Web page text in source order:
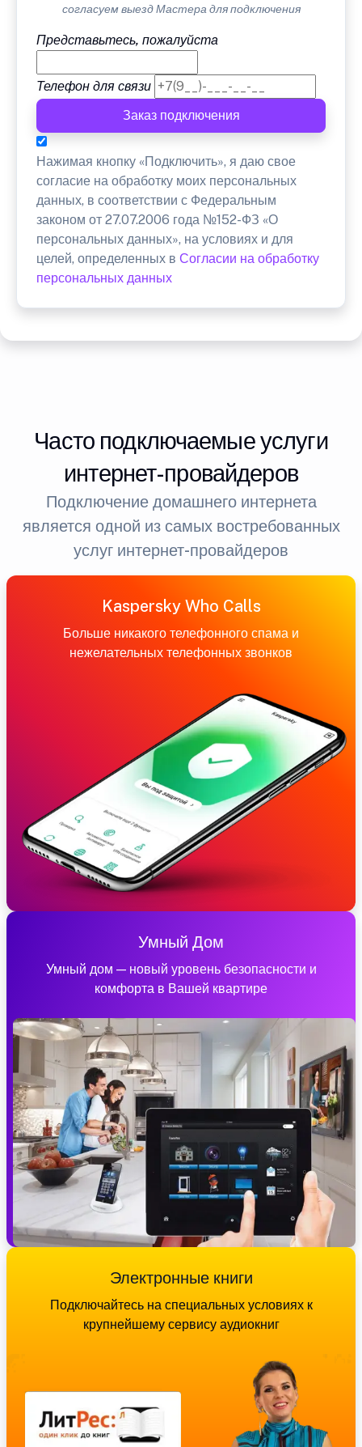
согласуем выезд Мастера для подключения
Представьтесь, пожалуйста
Телефон для связи
Заказ подключения
Нажимая кнопку «Подключить», я даю свое
согласие на обработку моих персональных
данных, в соответствии с Федеральным
законом от 27.07.2006 года №152-ФЗ «О
персональных данных», на условиях и для
целей, определенных в Согласии на обработку
персональных данных
Часто подключаемые услуги
интернет-провайдеров
Подключение домашнего интернета
является одной из самых востребованных
услуг интернет-провайдеров
Kaspersky Who Calls
Больше никакого телефонного спама и
нежелательных телефонных звонков
Умный Дом
Умный дом — новый уровень безопасности и
комфорта в Вашей квартире
Электронные книги
Подключайтесь на специальных условиях к
крупнейшему сервису аудиокниг